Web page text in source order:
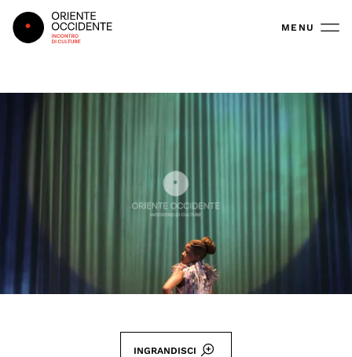
Oriente Occidente MENU
INGRANDISCI